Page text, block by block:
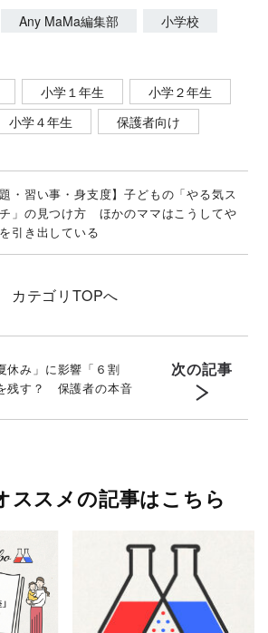
Any MaMa編集部
小学校
小学１年生
小学２年生
小学４年生 保護者向け
題・習い事・身支度】子どもの「やる気ス
」の見つけ方 ほかのママはこうしてや
引き出している
カテゴリ TOPへ
休み」に影響「６割
残す？ 保護者の本音
次の記事
ススメの記事はこちら